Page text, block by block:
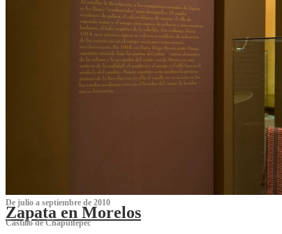
De julio a septiembre de 2010
Zapata en Morelos
Castillo de Chapultepec